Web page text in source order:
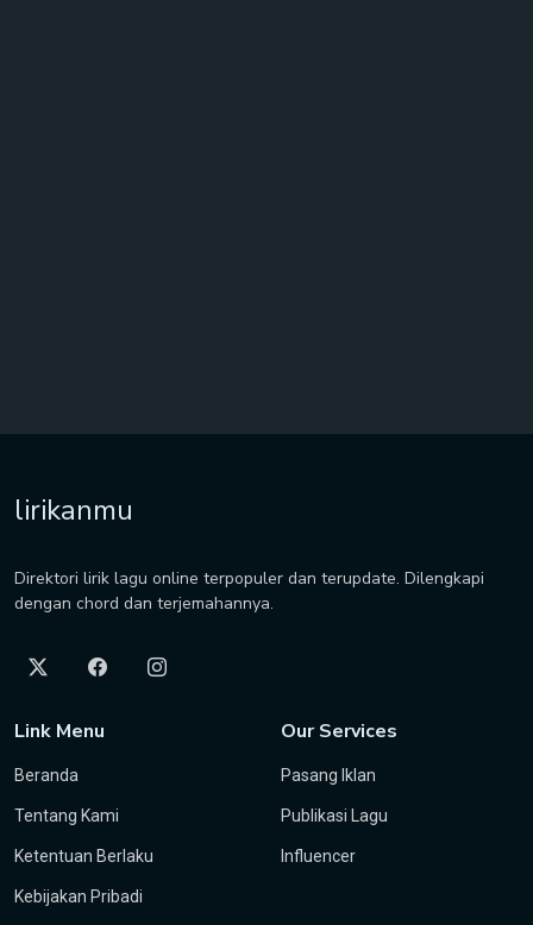
lirikanmu
Direktori lirik lagu online terpopuler dan terupdate. Dilengkapi
dengan chord dan terjemahannya.
Link Menu
Beranda
Tentang Kami
Ketentuan Berlaku
Kebijakan Pribadi
Our Services
Pasang Iklan
Publikasi Lagu
Influencer